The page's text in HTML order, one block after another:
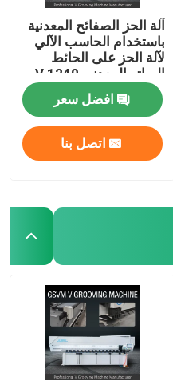
آلة الحز الصفائح المعدنية
باستخدام الحاسب الآلي
لآلة الحز على الحائط
الساتر المعدني V 1240
افضل سعر
اتصل بنا